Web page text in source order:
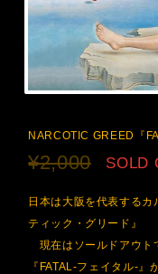
NARCOTIC GREED『
¥2,000 SOLD
日本は大阪を代表する
ティック・グリード』
現在はソールドアウト
『FATAL-フェイタル-』